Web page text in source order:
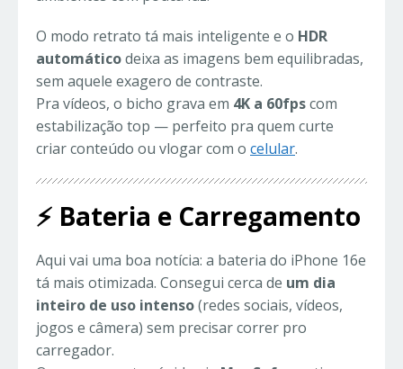
O modo retrato tá mais inteligente e o HDR
automáticodeixa as imagens bem equilibradas,
sem aquele exagero de contraste.
Pra vídeos, o bicho grava em 4K a 60fpscom
estabilização top — perfeito pra quem curte
criar conteúdo ou vlogar com o celular.
⚡ Bateria e Carregamento
Aqui vai uma boa notícia: a bateria do iPhone 16e
tá mais otimizada. Consegui cerca de um dia
inteiro de uso intenso(redes sociais, vídeos,
jogos e câmera) sem precisar correr pro
carregador.